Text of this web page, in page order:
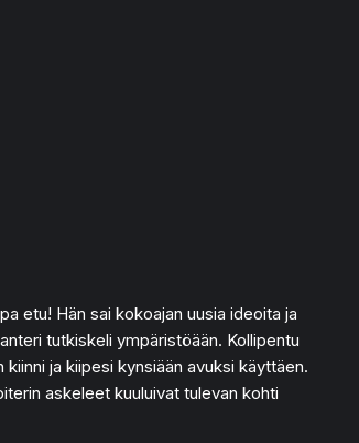
etu! Hän sai kokoajan uusia ideoita ja
tutkiskeli ympäristöään. Kollipentu
ja kiipesi kynsiään avuksi käyttäen.
askeleet kuuluivat tulevan kohti